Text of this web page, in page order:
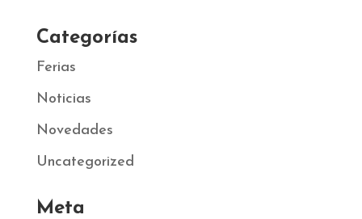
Categorías
Ferias
Noticias
Novedades
Uncategorized
Meta